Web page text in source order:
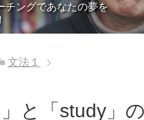
チングであなたの夢を
文法１
」と「study」